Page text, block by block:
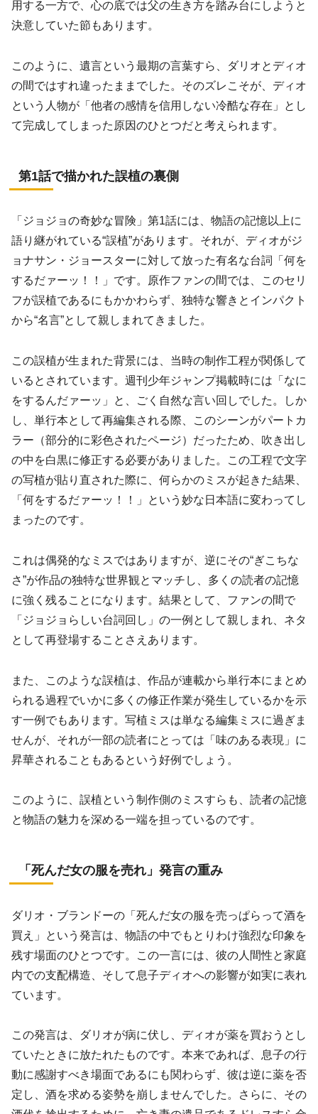
用する一方で、心の底では父の生き方を踏み台にしようと
決意していた節もあります。
このように、遺言という最期の言葉すら、ダリオとディオ
の間ではすれ違ったままでした。そのズレこそが、ディオ
という人物が「他者の感情を信用しない冷酷な存在」とし
て完成してしまった原因のひとつだと考えられます。
第1話で描かれた誤植の裏側
「ジョジョの奇妙な冒険」第1話には、物語の記憶以上に
語り継がれている“誤植”があります。それが、ディオがジ
ョナサン・ジョースターに対して放った有名な台詞「何を
するだァーッ！！」です。原作ファンの間では、このセリ
フが誤植であるにもかかわらず、独特な響きとインパクト
から“名言”として親しまれてきました。
この誤植が生まれた背景には、当時の制作工程が関係して
いるとされています。週刊少年ジャンプ掲載時には「なに
をするんだァーッ」と、ごく自然な言い回しでした。しか
し、単行本として再編集される際、このシーンがパートカ
ラー（部分的に彩色されたページ）だったため、吹き出し
の中を白黒に修正する必要がありました。この工程で文字
の写植が貼り直された際に、何らかのミスが起きた結果、
「何をするだァーッ！！」という妙な日本語に変わってし
まったのです。
これは偶発的なミスではありますが、逆にその“ぎこちな
さ”が作品の独特な世界観とマッチし、多くの読者の記憶
に強く残ることになります。結果として、ファンの間で
「ジョジョらしい台詞回し」の一例として親しまれ、ネタ
として再登場することさえあります。
また、このような誤植は、作品が連載から単行本にまとめ
られる過程でいかに多くの修正作業が発生しているかを示
す一例でもあります。写植ミスは単なる編集ミスに過ぎま
せんが、それが一部の読者にとっては「味のある表現」に
昇華されることもあるという好例でしょう。
このように、誤植という制作側のミスすらも、読者の記憶
と物語の魅力を深める一端を担っているのです。
「死んだ女の服を売れ」発言の重み
ダリオ・ブランドーの「死んだ女の服を売っぱらって酒を
買え」という発言は、物語の中でもとりわけ強烈な印象を
残す場面のひとつです。この一言には、彼の人間性と家庭
内での支配構造、そして息子ディオへの影響が如実に表れ
ています。
この発言は、ダリオが病に伏し、ディオが薬を買おうとし
ていたときに放たれたものです。本来であれば、息子の行
動に感謝すべき場面であるにも関わらず、彼は逆に薬を否
定し、酒を求める姿勢を崩しませんでした。さらに、その